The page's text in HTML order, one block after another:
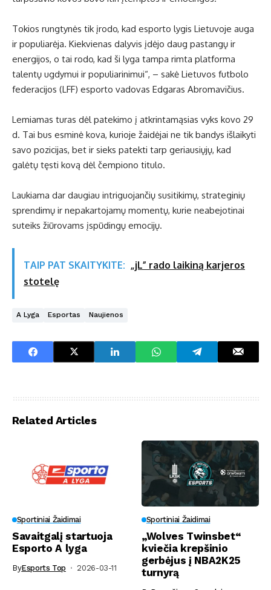
Tokios rungtynės tik įrodo, kad esporto lygis Lietuvoje auga
ir populiarėja. Kiekvienas dalyvis įdėjo daug pastangų ir
energijos, o tai rodo, kad ši lyga tampa rimta platforma
talentų ugdymui ir populiarinimui“, – sakė Lietuvos futbolo
federacijos (LFF) esporto vadovas Edgaras Abromavičius.
Lemiamas turas dėl patekimo į atkrintamąsias vyks kovo 29
d. Tai bus esminė kova, kurioje žaidėjai ne tik bandys išlaikyti
savo pozicijas, bet ir sieks patekti tarp geriausiųjų, kad
galėtų tęsti kovą dėl čempiono titulo.
Laukiama dar daugiau intriguojančių susitikimų, strateginių
sprendimų ir nepakartojamų momentų, kurie neabejotinai
suteiks žiūrovams įspūdingų emocijų.
TAIP PAT SKAITYKITE: „jL” rado laikiną karjeros
stotelę
A Lyga Esportas Naujienos
Related Articles
Sportiniai Žaidimai
Savaitgalį startuoja
Esporto A lyga
ByEsports Top 2026-03-11
Sportiniai Žaidimai
„Wolves Twinsbet“
kviečia krepšinio
gerbėjus į NBA2K25
turnyrą